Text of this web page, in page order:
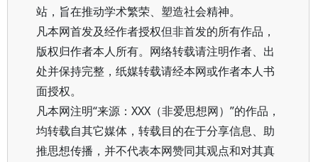
站，旨在推动学术繁荣、塑造社会精神。
凡本网首发及经作者授权但非首发的所有作品，
版权归作者本人所有。网络转载请注明作者、出
处并保持完整，纸媒转载请经本网或作者本人书
面授权。
凡本网注明“来源：XXX（非爱思想网）”的作品，
均转载自其它媒体，转载目的在于分享信息、助
推思想传播，并不代表本网赞同其观点和对其真